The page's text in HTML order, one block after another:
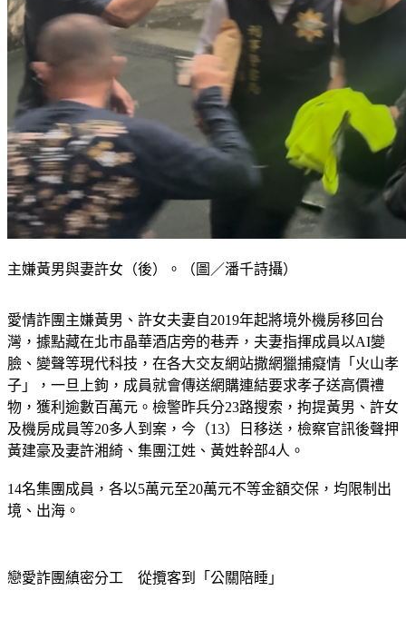
主嫌黃男與妻許女（後）。（圖／潘千詩攝）
愛情詐團主嫌黃男、許女夫妻自2019年起將境外機房移回台
灣，據點藏在北市晶華酒店旁的巷弄，夫妻指揮成員以AI變
臉、變聲等現代科技，在各大交友網站撒網獵捕癡情「火山孝
子」，一旦上鉤，成員就會傳送網購連結要求孝子送高價禮
物，獲利逾數百萬元。檢警昨兵分23路搜索，拘提黃男、許女
及機房成員等20多人到案，今（13）日移送，檢察官訊後聲押
黃建豪及妻許湘綺、集團江姓、黃姓幹部4人。
14名集團成員，各以5萬元至20萬元不等金額交保，均限制出
境、出海。
戀愛詐團縝密分工　從攬客到「公關陪睡」